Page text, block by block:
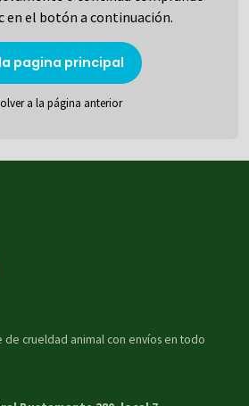
en el botón a continuación.
pagina principal
a la página anterior
de crueldad animal con envíos en todo